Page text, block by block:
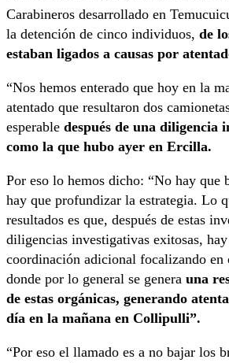
Carabineros desarrollado en
la detención de cinco individuos, de
estaban ligados a causas por
“Nos hemos enterado que hoy en la
atentado que resultaron dos
esperable después de una diligencia
como la que hubo ayer en Ercilla.
Por eso lo hemos dicho: “No hay que
hay que profundizar la estrategia. Lo
resultados es que, después de estas
diligencias investigativas exitosas,
coordinación adicional focalizando en
donde por lo general se genera una
de estas orgánicas, generando
día en la mañana en Collipulli”.
“Por eso el llamado es a no bajar los